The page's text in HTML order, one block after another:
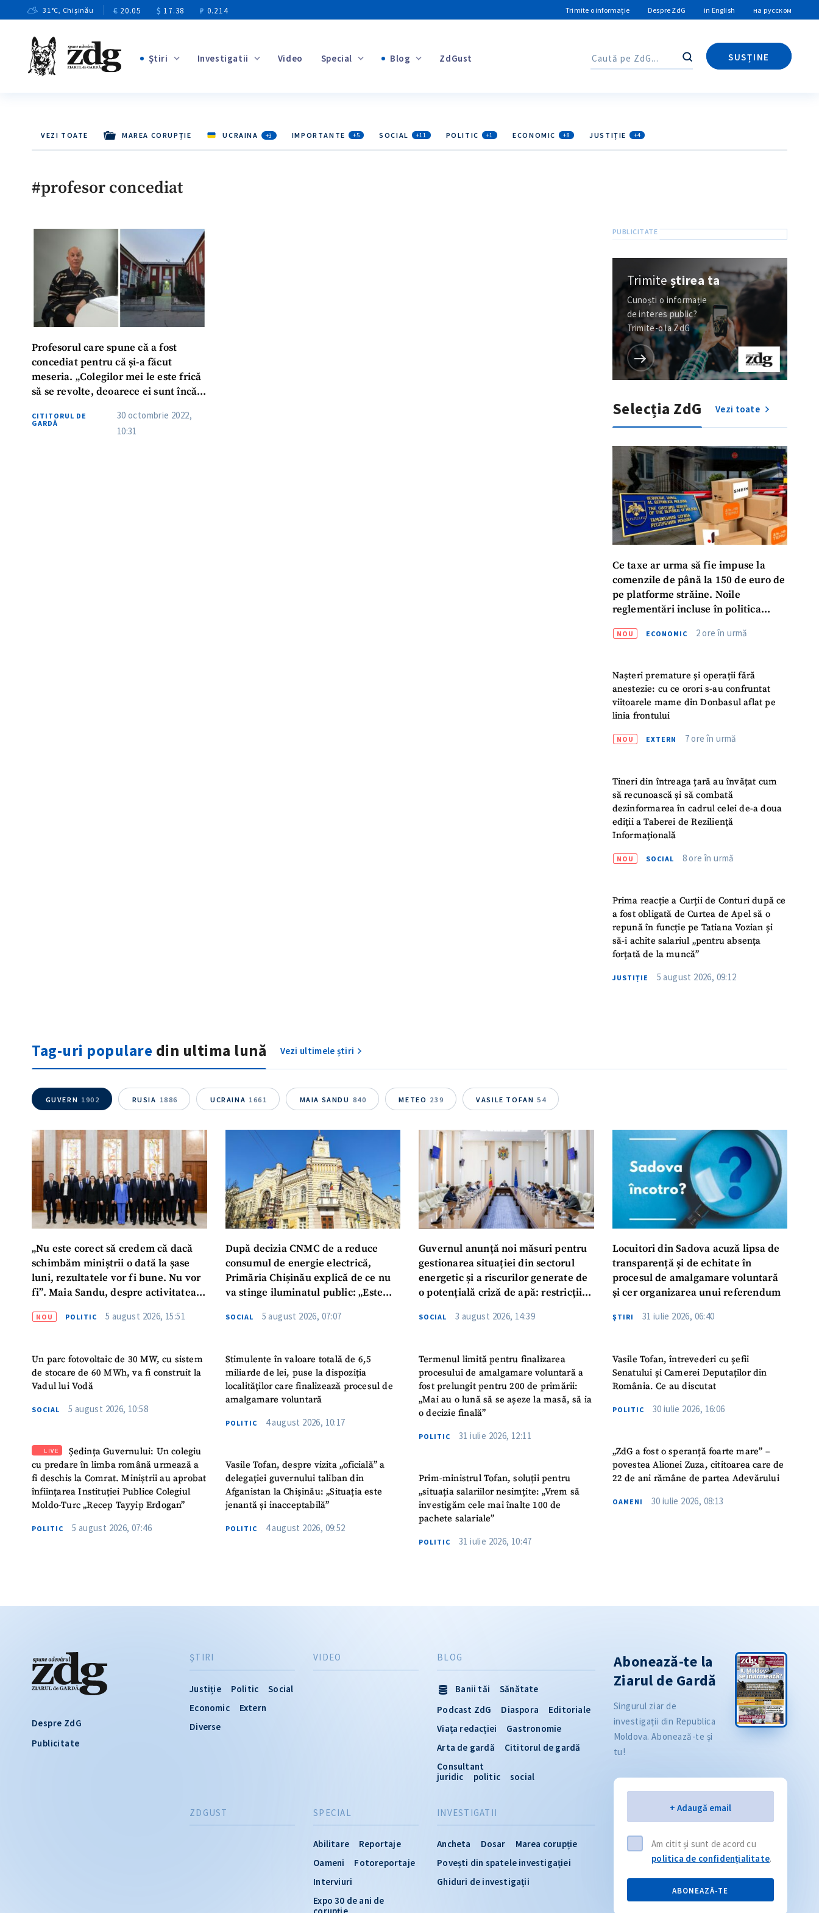
31°C, Chișinău € 20.05 $ 17.38 ₽ 0.214 Trimite o informație Despre ZdG in English на русском
Ştiri Investigatii Video Special Blog ZdGust Caută
SUSȚINE
Caută
VEZI TOATE MAREA CORUPȚIE UCRAINA +3 IMPORTANTE +5 SOCIAL +11 POLITIC +1 ECONOMIC +8 JUSTIȚIE +4
#profesor concediat
Profesorul care spune că a fost
concediat pentru că și-a făcut
meseria. „Colegilor mei le este frică
să se revolte, deoarece ei sunt încă
CITITORUL DE
GARDĂ
30 octombrie 2022,
10:31
Trimiteștirea ta
Cunoști o informație
de interes public?
Trimite-o la ZdG
Selecția ZdG Vezi toate
Ce taxe ar urma să fie impuse la
comenzile de până la 150 de euro de
pe platforme străine. Noile
reglementări incluse în politica
NOU ECONOMIC 2 ore în urmă
Nașteri premature și operații fără
anestezie: cu ce orori s-au confruntat
viitoarele mame din Donbasul aflat pe
linia frontului
NOU EXTERN 7 ore în urmă
Tineri din întreaga țară au învățat cum
să recunoască și să combată
dezinformarea în cadrul celei de-a doua
ediții a Taberei de Reziliență
Informațională
NOU SOCIAL 8 ore în urmă
Prima reacție a Curții de Conturi după ce
a fost obligată de Curtea de Apel să o
repună în funcție pe Tatiana Vozian și
să-i achite salariul „pentru absența
forțată de la muncă”
JUSTIȚIE 5 august 2026, 09:12
Tag-uri populare din ultima lună Vezi ultimele știri
GUVERN 1902 RUSIA 1886 UCRAINA 1661 MAIA SANDU 840 METEO 239 VASILE TOFAN 54
„Nu este corect să credem că dacă
schimbăm miniștrii o dată la șase
luni, rezultatele vor fi bune. Nu vor
fi”. Maia Sandu, despre activitatea
NOU POLITIC 5 august 2026, 15:51
Un parc fotovoltaic de 30 MW, cu sistem
de stocare de 60 MWh, va fi construit la
Vadul lui Vodă
SOCIAL 5 august 2026, 10:58
LIVE
Ședința Guvernului: Un colegiu
cu predare în limba română urmează a
fi deschis la Comrat. Miniștrii au aprobat
înființarea Instituției Publice Colegiul
Moldo-Turc „Recep Tayyip Erdogan”
POLITIC 5 august 2026, 07:46
După decizia CNMC de a reduce
consumul de energie electrică,
Primăria Chișinău explică de ce nu
va stinge iluminatul public: „Este
SOCIAL 5 august 2026, 07:07
Stimulente în valoare totală de 6,5
miliarde de lei, puse la dispoziția
localităților care finalizează procesul de
amalgamare voluntară
POLITIC 4 august 2026, 10:17
Vasile Tofan, despre vizita „oficială” a
delegației guvernului taliban din
Afganistan la Chișinău: „Situația este
jenantă și inacceptabilă”
POLITIC 4 august 2026, 09:52
Guvernul anunță noi măsuri pentru
gestionarea situației din sectorul
energetic și a riscurilor generate de
o potențială criză de apă: restricții
SOCIAL 3 august 2026, 14:39
Termenul limită pentru finalizarea
procesului de amalgamare voluntară a
fost prelungit pentru 200 de primării:
„Mai au o lună să se așeze la masă, să ia
o decizie finală”
POLITIC 31 iulie 2026, 12:11
Prim-ministrul Tofan, soluții pentru
„situația salariilor nesimțite: „Vrem să
investigăm cele mai înalte 100 de
pachete salariale”
POLITIC 31 iulie 2026, 10:47
Locuitori din Sadova acuză lipsa de
transparență și de echitate în
procesul de amalgamare voluntară
și cer organizarea unui referendum
ŞTIRI 31 iulie 2026, 06:40
Vasile Tofan, întrevederi cu șefii
Senatului și Camerei Deputaților din
România. Ce au discutat
POLITIC 30 iulie 2026, 16:06
„ZdG a fost o speranță foarte mare” –
povestea Alionei Zuza, cititoarea care de
22 de ani rămâne de partea Adevărului
OAMENI 30 iulie 2026, 08:13
Despre ZdG
Publicitate
ŞTIRI
Justiție Politic
Social
Economic
Extern
Diverse
INVESTIGATII
Ancheta Dosar
Marea corupție
Povești din spatele investigației
Ghiduri de investigații
VIDEO
SPECIAL
Abilitare
Reportaje
Oameni
Fotoreportaje
Interviuri
Expo 30 de ani de
BLOG
Banii tăi
Sănătate
Podcast ZdG
Diaspora
Editoriale
Viața redacției
Gastronomie
Arta de gardă
Cititorul de gardă
Consultant
juridic
politic social
ZDGUST
Abonează-te la
Ziarul de Gardă
Singurul ziar de
investigații din Republica
Moldova. Abonează-te și
tu!
+ Adaugă email
Am citit și sunt de acord cu
politica de confidențialitate.
ABONEAZĂ-TE
+ Mesajul știrei
Telefon + Telefon personal
Am citit și sunt de acord cupolitica de
confidențialitate.
TRIMITE ȘTIREA